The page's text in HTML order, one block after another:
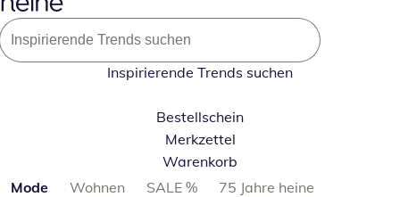
Inspirierende Trends suchen
Bestellschein
Merkzettel
Warenkorb
Produktkategorien überspringen
Mode Wohnen SALE %
75 Jahre heine